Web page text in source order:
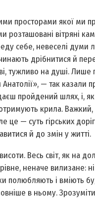
просторами якої ми
вітряні
себе, невеселі думи
дрібнитися й
тужливо на душі. Лише
— так казали
пройдений шлях, і,
крила.
це — суть гірських
й до змін у житті.
Весь світ, як на
неначе вилизане:
полюбляють і вміють
в ньому.